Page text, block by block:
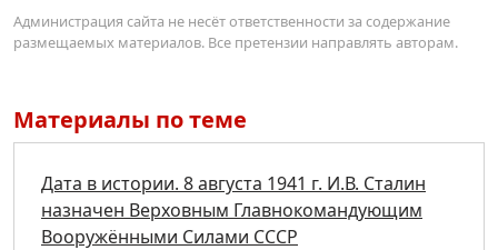
Администрация сайта не несёт ответственности за содержание
размещаемых материалов. Все претензии направлять авторам.
Материалы по теме
Дата в истории. 8 августа 1941 г. И.В. Сталин
назначен Верховным Главнокомандующим
Вооружёнными Силами СССР